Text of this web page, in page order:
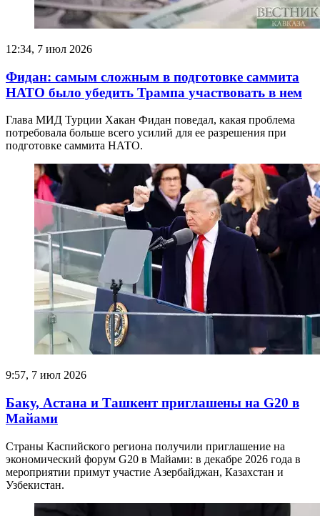
12:34, 7 июл 2026
Фидан: самым сложным в подготовке саммита
НАТО было убедить Трампа участвовать в нем
Глава МИД Турции Хакан Фидан поведал, какая проблема
потребовала больше всего усилий для ее разрешения при
подготовке саммита НАТО.
9:57, 7 июл 2026
Баку, Астана и Ташкент приглашены на G20 в
Майами
Страны Каспийского региона получили приглашение на
экономический форум G20 в Майами: в декабре 2026 года в
мероприятии примут участие Азербайджан, Казахстан и
Узбекистан.